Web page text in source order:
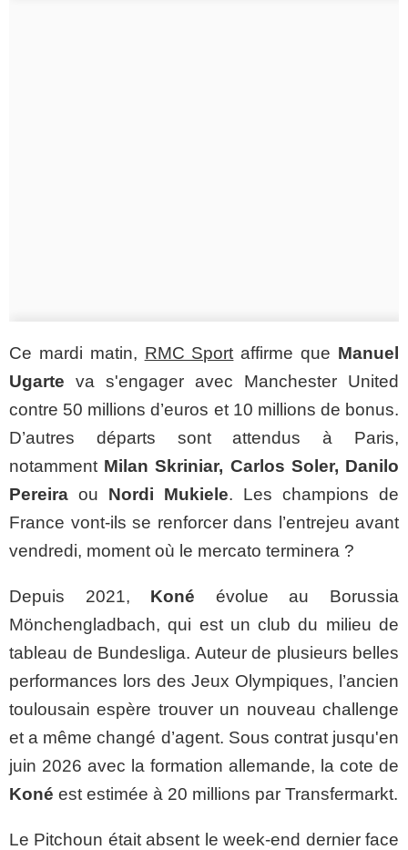
Ce mardi matin, RMC Sport affirme que Manuel
Ugarte va s'engager avec Manchester United
contre 50 millions d’euros et 10 millions de bonus.
D’autres départs sont attendus à Paris,
notamment Milan Skriniar, Carlos Soler, Danilo
Pereira ou Nordi Mukiele. Les champions de
France vont-ils se renforcer dans l’entrejeu avant
vendredi, moment où le mercato terminera ?
Depuis 2021, Koné évolue au Borussia
Mönchengladbach, qui est un club du milieu de
tableau de Bundesliga. Auteur de plusieurs belles
performances lors des Jeux Olympiques, l’ancien
toulousain espère trouver un nouveau challenge
et a même changé d’agent. Sous contrat jusqu'en
juin 2026 avec la formation allemande, la cote de
Koné est estimée à 20 millions par Transfermarkt.
Le Pitchoun était absent le week-end dernier face